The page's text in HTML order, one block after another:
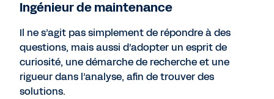
Ingénieur de maintenance
Il ne s’agit pas simplement de répondre à des
questions, mais aussi d’adopter un esprit de
curiosité, une démarche de recherche et une
rigueur dans l’analyse, afin de trouver des
solutions.